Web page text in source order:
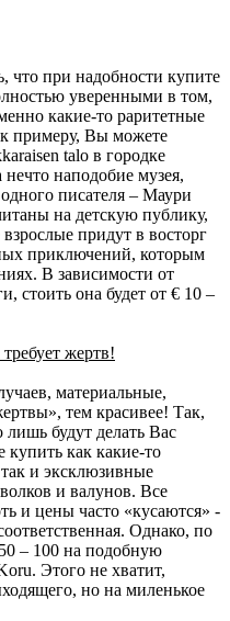
что при надобности купите
уверенными в том,
какие-то раритетные
примеру, Вы можете
talo в городке
наподобие музея,
писателя – Маури
на детскую публику,
придут в восторг
приключений, которым
В зависимости от
стоить она будет от € 10 –
жертв!
материальные,
тем красивее! Так,
будут делать Вас
как какие-то
и эксклюзивные
и валунов. Все
и цены часто «кусаются» -
Однако, по
– 100 на подобную
Этого не хватит,
но на миленькое